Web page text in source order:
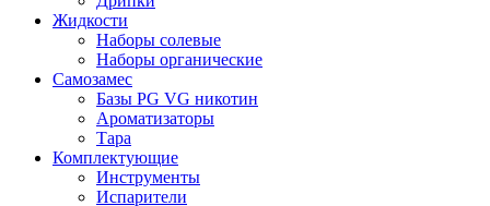
Жидкости
Наборы солевые
Наборы органические
Самозамес
Базы PG VG никотин
Ароматизаторы
Тара
Комплектующие
Инструменты
Испарители